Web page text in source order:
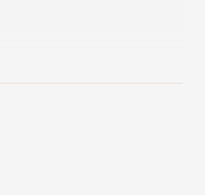
針裝飾•熱縮片小